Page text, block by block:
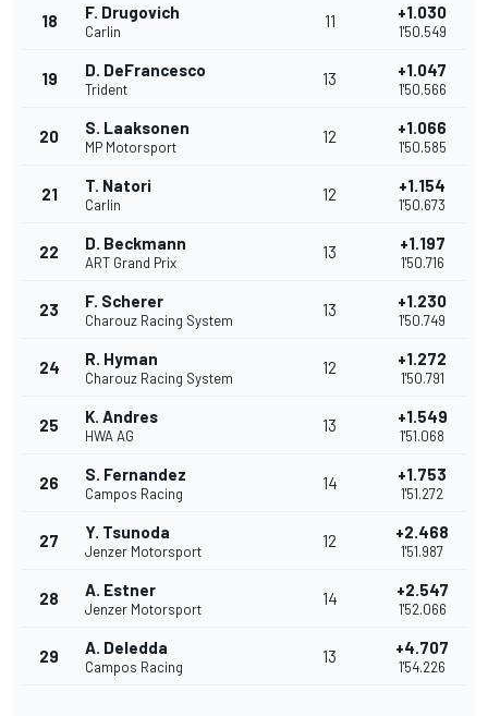
18 F. Drugovich
Carlin
11 +1.030
1'50.549
19 D. DeFrancesco
Trident
13 +1.047
1'50.566
20 S. Laaksonen
MP Motorsport
12 +1.066
1'50.585
21 T. Natori
Carlin
12 +1.154
1'50.673
22 D. Beckmann
ART Grand Prix
13 +1.197
1'50.716
23 F. Scherer
Charouz Racing System
13 +1.230
1'50.749
24 R. Hyman
Charouz Racing System
12 +1.272
1'50.791
25 K. Andres
HWA AG
13 +1.549
1'51.068
26 S. Fernandez
Campos Racing
14 +1.753
1'51.272
27 Y. Tsunoda
Jenzer Motorsport
12 +2.468
1'51.987
28 A. Estner
Jenzer Motorsport
14 +2.547
1'52.066
29 A. Deledda
Campos Racing
13 +4.707
1'54.226